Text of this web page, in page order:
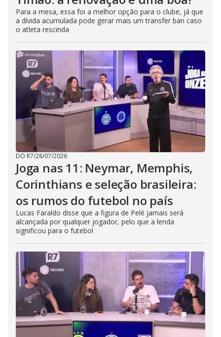
Para a mesa, essa foi a melhor opção para o clube, já que
a dívida acumulada pode gerar mais um transfer ban caso
o atleta rescinda
DO R7/28/07/2026
Joga nas 11: Neymar, Memphis,
Corinthians e seleção brasileira:
os rumos do futebol no país
Lucas Faraldo disse que a figura de Pelé jamais será
alcançada por qualquer jogador, pelo que a lenda
significou para o futebol